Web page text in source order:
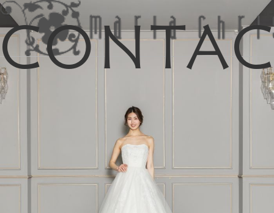
イリス
お